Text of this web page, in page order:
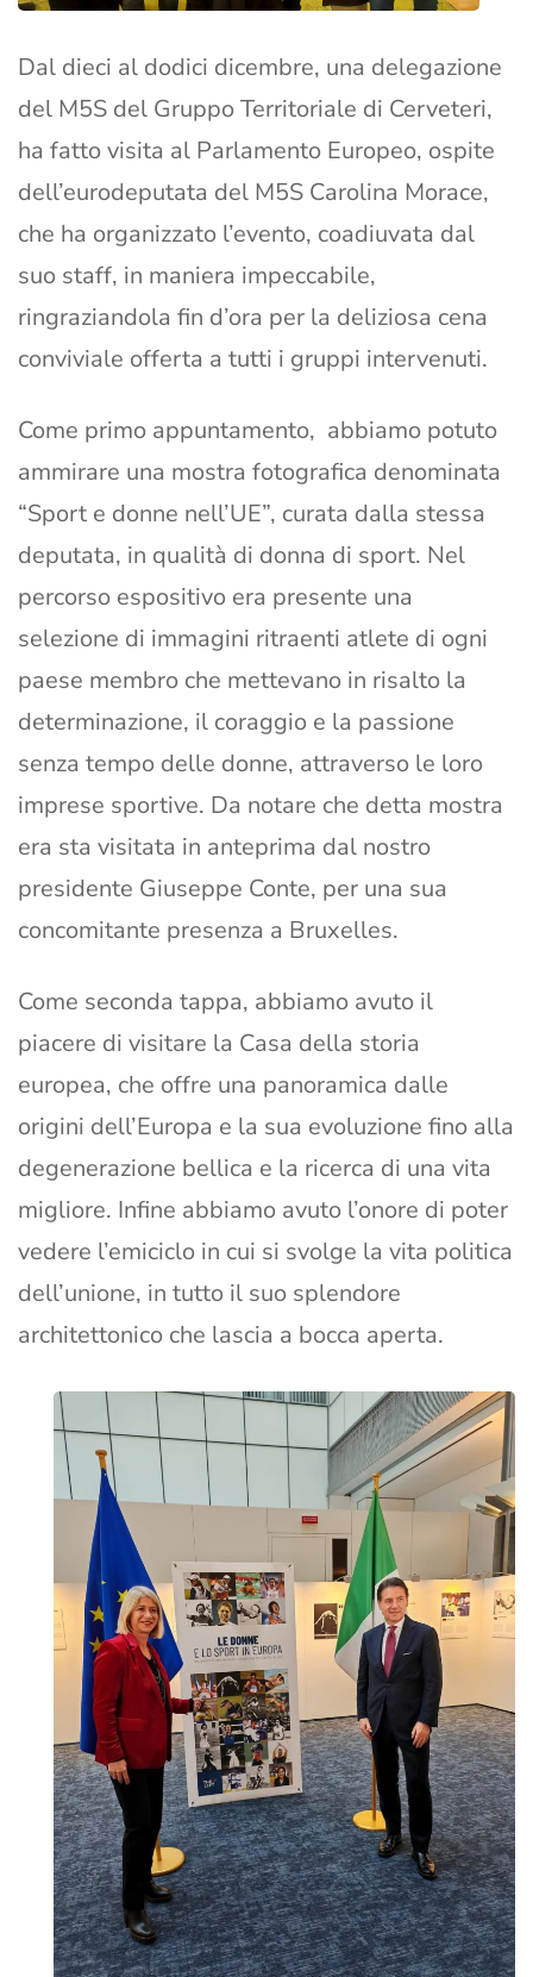
Dal dieci al dodici dicembre, una delegazione
del M5S del Gruppo Territoriale di Cerveteri,
ha fatto visita al Parlamento Europeo, ospite
dell’eurodeputata del M5S Carolina Morace,
che ha organizzato l’evento, coadiuvata dal
suo staff, in maniera impeccabile,
ringraziandola fin d’ora per la deliziosa cena
conviviale offerta a tutti i gruppi intervenuti.
Come primo appuntamento, abbiamo potuto
ammirare una mostra fotografica denominata
“Sport e donne nell’UE”, curata dalla stessa
deputata, in qualità di donna di sport. Nel
percorso espositivo era presente una
selezione di immagini ritraenti atlete di ogni
paese membro che mettevano in risalto la
determinazione, il coraggio e la passione
senza tempo delle donne, attraverso le loro
imprese sportive. Da notare che detta mostra
era sta visitata in anteprima dal nostro
presidente Giuseppe Conte, per una sua
concomitante presenza a Bruxelles.
Come seconda tappa, abbiamo avuto il
piacere di visitare la Casa della storia
europea, che offre una panoramica dalle
origini dell’Europa e la sua evoluzione fino alla
degenerazione bellica e la ricerca di una vita
migliore. Infine abbiamo avuto l’onore di poter
vedere l’emiciclo in cui si svolge la vita politica
dell’unione, in tutto il suo splendore
architettonico che lascia a bocca aperta.